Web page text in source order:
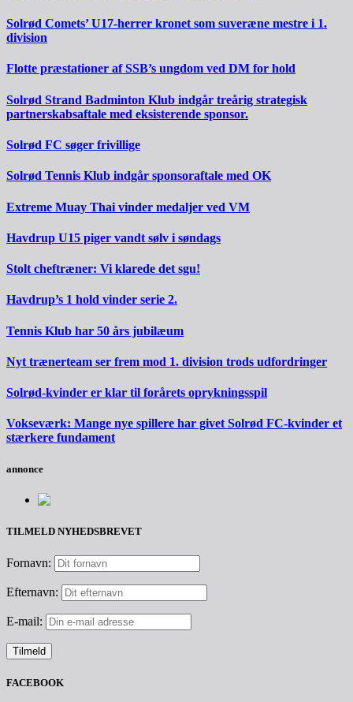
Solrød Comets’ U17-herrer kronet som suveræne mestre i 1.
division
Flotte præstationer af SSB’s ungdom ved DM for hold
Solrød Strand Badminton Klub indgår treårig strategisk
partnerskabsaftale med eksisterende sponsor.
Solrød FC søger frivillige
Solrød Tennis Klub indgår sponsoraftale med OK
Extreme Muay Thai vinder medaljer ved VM
Havdrup U15 piger vandt sølv i søndags
Stolt cheftræner: Vi klarede det sgu!
Havdrup’s 1 hold vinder serie 2.
Tennis Klub har 50 års jubilæum
Nyt trænerteam ser frem mod 1. division trods udfordringer
Solrød-kvinder er klar til forårets oprykningsspil
Vokseværk: Mange nye spillere har givet Solrød FC-kvinder et
stærkere fundament
annonce
TILMELD NYHEDSBREVET
Fornavn:
Efternavn:
E-mail:
FACEBOOK